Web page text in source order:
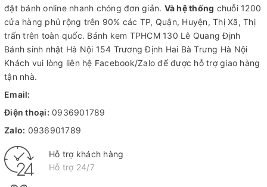
đặt bánh online nhanh chóng đơn giản. Và hệ thống chuỗi 1200
cửa hàng phủ rộng trên 90% các TP, Quận, Huyện, Thị Xã, Thị
trấn trên toàn quốc. Bánh kem TPHCM130 Lê Quang Định
Bánh sinh nhật Hà Nội 154 Trương Định Hai Bà Trưng Hà Nội
Khách vui lòng liên hệ Facebook/Zalo để được hỗ trợ giao hàng
tận nhà.
Email:
Điện thoại: 0936901789
Zalo: 0936901789
Hỗ trợ khách hàng
Hỗ trợ 24/7